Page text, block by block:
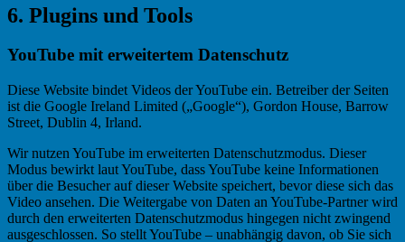
6. Plugins und Tools
YouTube mit erweitertem Datenschutz
Diese Website bindet Videos der YouTube ein. Betreiber der Seiten
ist die Google Ireland Limited („Google“), Gordon House, Barrow
Street, Dublin 4, Irland.
Wir nutzen YouTube im erweiterten Datenschutzmodus. Dieser
Modus bewirkt laut YouTube, dass YouTube keine Informationen
über die Besucher auf dieser Website speichert, bevor diese sich das
Video ansehen. Die Weitergabe von Daten an YouTube-Partner wird
durch den erweiterten Datenschutzmodus hingegen nicht zwingend
ausgeschlossen. So stellt YouTube – unabhängig davon, ob Sie sich